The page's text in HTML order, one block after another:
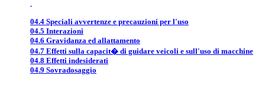
04.4 Speciali avvertenze e precauzioni per l'uso
04.5 Interazioni
04.6 Gravidanza ed allattamento
04.7 Effetti sulla capacit� di guidare veicoli e sull'uso di macchine
04.8 Effetti indesiderati
04.9 Sovradosaggio